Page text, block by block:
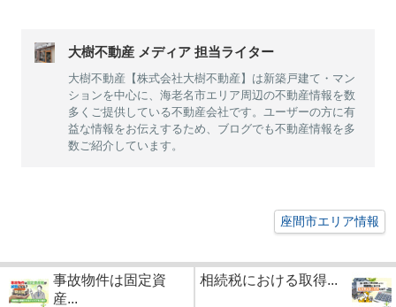
大樹不動産 メディア 担当ライター
大樹不動産【株式会社大樹不動産】は新築戸建て・マン
ションを中心に、海老名市エリア周辺の不動産情報を数
多くご提供している不動産会社です。ユーザーの方に有
益な情報をお伝えするため、ブログでも不動産情報を多
数ご紹介しています。
座間市エリア情報
事故物件は固定資
産...
相続税における取得...